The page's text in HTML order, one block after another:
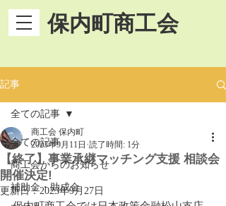
保内町商工会
記事
全ての記事
商工会からのお知らせ
補助金・助成金
全ての記事
【終了】事業承継マッチング支援 相談会
開催決定!
商工会 保内町
2023年9月11日 読了時間: 1分
更新日：2023年9月27日